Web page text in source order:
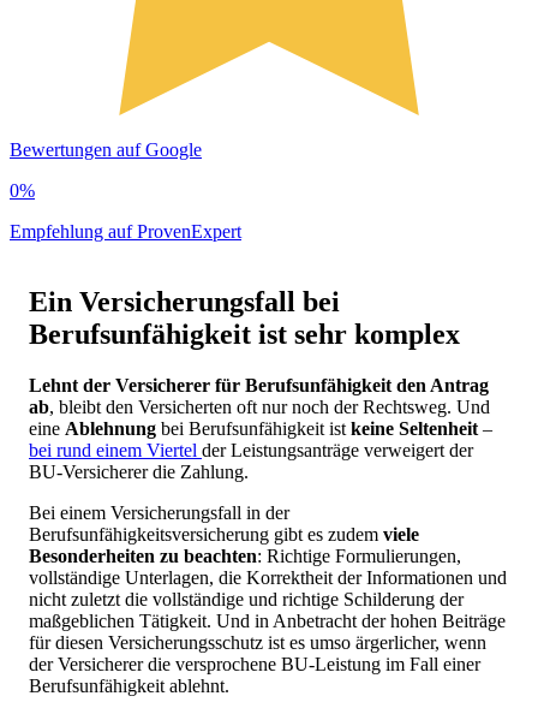
Bewertungen auf Google
0%
Empfehlung auf ProvenExpert
Ein Versicherungsfall bei
Berufsunfähigkeit ist sehr komplex
Lehnt der Versicherer für Berufsunfähigkeit den Antrag
ab, bleibt den Versicherten oft nur noch der Rechtsweg. Und
eine Ablehnung bei Berufsunfähigkeit ist keine Seltenheit –
bei rund einem Viertel der Leistungsanträge verweigert der
BU-Versicherer die Zahlung.
Bei einem Versicherungsfall in der
Berufsunfähigkeitsversicherung gibt es zudem viele
Besonderheiten zu beachten: Richtige Formulierungen,
vollständige Unterlagen, die Korrektheit der Informationen und
nicht zuletzt die vollständige und richtige Schilderung der
maßgeblichen Tätigkeit. Und in Anbetracht der hohen Beiträge
für diesen Versicherungsschutz ist es umso ärgerlicher, wenn
der Versicherer die versprochene BU-Leistung im Fall einer
Berufsunfähigkeit ablehnt.